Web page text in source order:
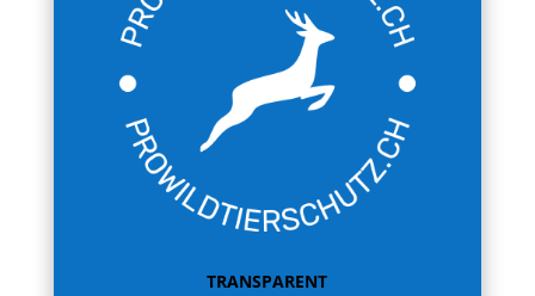
TRANSPARENT